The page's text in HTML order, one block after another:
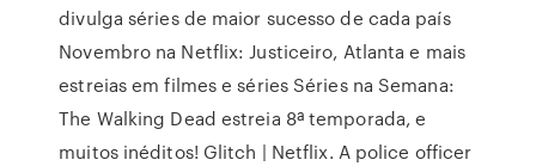
divulga séries de maior sucesso de cada país
Novembro na Netflix: Justiceiro, Atlanta e mais
estreias em filmes e séries Séries na Semana:
The Walking Dead estreia 8ª temporada, e
muitos inéditos! Glitch | Netflix. A police officer